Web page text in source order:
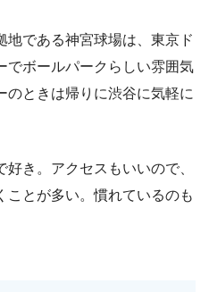
地である神宮球場は、東京ド
でボールパークらしい雰囲気
のときは帰りに渋谷に気軽に
好き。アクセスもいいので、
ことが多い。慣れているのも